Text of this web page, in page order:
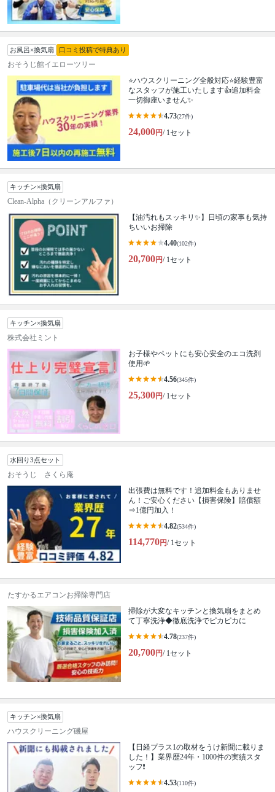
お風呂×換気扇 口コミ投稿で特典あり
おそうじ館イエローツリー
⭐ハウスクリーニング全般対応⭐経験豊富
なスタッフが施工いたします👍追加料金
一切御座いません✨
4.73(27件)
24,000円/ 1セット
キッチン×換気扇
Clean-Alpha（クリーンアルファ）
【油汚れもスッキリ✨】日頃の家事も気持
ちいいお掃除
4.40(102件)
20,700円/ 1セット
キッチン×換気扇
株式会社ミント
お子様やペットにも安心安全のエコ洗剤
使用🌱
4.56(345件)
25,300円/ 1セット
水回り3点セット
おそうじ さくら庵
出張費は無料です！追加料金もありませ
ん！ご安心ください【損害保険】賠償額
⇒1億円加入！
4.82(534件)
114,770円/ 1セット
たすかるエアコンお掃除専門店
掃除が大変なキッチンと換気扇をまとめ
て丁寧洗浄◆徹底洗浄でピカピカに
4.78(237件)
20,700円/ 1セット
キッチン×換気扇
ハウスクリーニング磯屋
【日経プラス1の取材をうけ新聞に載りま
した！】業界歴24年・1000件の実績スタ
ッフ❗️
4.53(110件)